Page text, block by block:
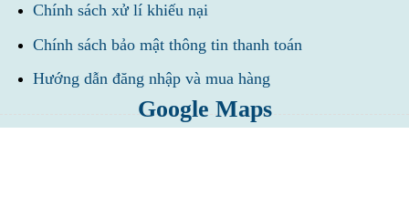
Chính sách xử lí khiếu nại
Chính sách bảo mật thông tin thanh toán
Hướng dẫn đăng nhập và mua hàng
Google Maps